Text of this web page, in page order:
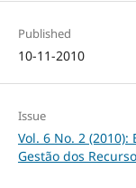
Published
10-11-2010
Issue
Vol. 6 No. 2
Gestão dos